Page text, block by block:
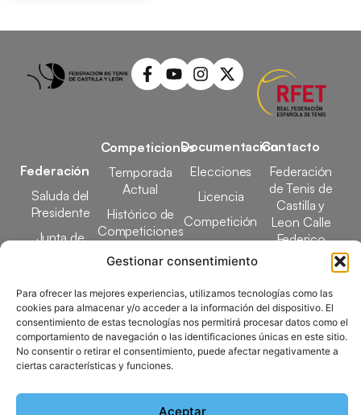
Gestionar consentimiento
Para ofrecer las mejores experiencias, utilizamos tecnologías como las
cookies para almacenar y/o acceder a la información del dispositivo. El
consentimiento de estas tecnologías nos permitirá procesar datos como el
comportamiento de navegación o las identificaciones únicas en este sitio.
No consentir o retirar el consentimiento, puede afectar negativamente a
ciertas características y funciones.
Aceptar
Federación
Saluda del
Presidente
Junta de
Elecciones
Clubes
Federados
Competiciones
Temporada
Actual
Histórico de
Competiciones
Designaciones
Documentación
Elecciones
Licencia
Competición
Docencia
Contacto
Federación
de Tenis de
Castilla y
Leon Calle
Federico
García Lorca,
Valladolid
983 24 94 26
Copyright © 2025 Federación de Tenis de Castilla y León |